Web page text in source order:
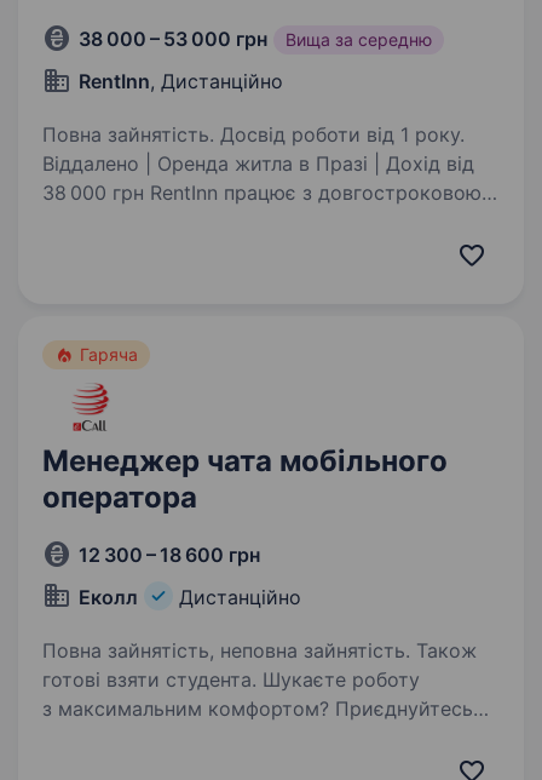
38 000 – 53 000 грн Вища за середню
RentInn, Дистанційно
Повна зайнятість. Досвід роботи від 1 року.
Віддалено | Оренда житла в Празі | Дохід вiд
38 000 грн RentInn працює з довгостроковою
Гаряча
Менеджер чата мобільного
оператора
12 300 – 18 600 грн
Еколл
Дистанційно
Повна зайнятість, неповна зайнятість. Також
готові взяти студента. Шукаєте роботу
з максимальним комфортом? Приєднуйтесь